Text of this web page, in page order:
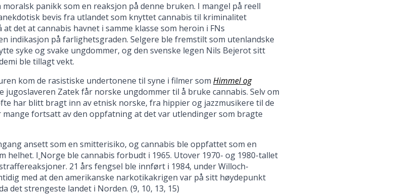
panikk som en reaksjon på denne bruken. I mangel på reell
bevis fra utlandet som knyttet cannabis til kriminalitet
det at cannabis havnet i samme klasse som heroin i FNs
indikasjon på farlighetsgraden. Selgere ble fremstilt som utenlandske
syke og svake ungdommer, og den svenske legen Nils Bejerot sitt
ble tillagt vekt.
kom de rasistiske undertonene til syne i filmer som Himmel og
jugoslaveren Zatek får norske ungdommer til å bruke cannabis. Selv om
har blitt bragt inn av etnisk norske, fra hippier og jazzmusikere til de
fortsatt av den oppfatning at det var utlendinger som bragte
ansett som en smitterisiko, og cannabis ble oppfattet som en
helhet. I Norge ble cannabis forbudt i 1965. Utover 1970- og 1980-tallet
21 års fengsel ble innført i 1984, under Willoch-
med at den amerikanske narkotikakrigen var på sitt høydepunkt
det strengeste landet i Norden. (9, 10, 13, 15)